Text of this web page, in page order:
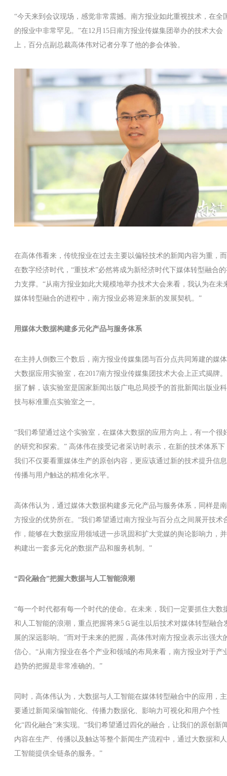
“今天来到会议现场，感觉非常震撼。南方报业如此重视技术，在全
的报业中非常罕见。”在12月15日南方报业传媒集团举办的技术大会
上，百分点副总裁高体伟对记者分享了他的参会体验。
在高体伟看来，传统报业在过去主要以偏轻技术的新闻内容为重，而
在数字经济时代，“重技术”必然将成为新经济时代下媒体转型融合
力支撑。“从南方报业如此大规模地举办技术大会来看，我认为在未
媒体转型融合的进程中，南方报业必将迎来新的发展契机。”
用媒体大数据构建多元化产品与服务体系
在主持人倒数三个数后，南方报业传媒集团与百分点共同筹建的媒体
大数据应用实验室，在2017南方报业传媒集团技术大会上正式揭牌。
据了解，该实验室是国家新闻出版广电总局授予的首批新闻出版业科
技与标准重点实验室之一。
“我们希望通过这个实验室，在媒体大数据的应用方向上，有一个很
的研究和探索。” 高体伟在接受记者采访时表示，在新的技术体系下
我们不仅要看重媒体生产的原创内容，更应该通过新的技术提升信息
传播与用户触达的精准化水平。
高体伟认为，通过媒体大数据构建多元化产品与服务体系，同样是南
方报业的优势所在。“我们希望通过南方报业与百分点之间展开技术
作，能够在大数据应用领域进一步巩固和扩大党媒的舆论影响力，并
构建出一套多元化的数据产品和服务机制。”
“四化融合”把握大数据与人工智能浪潮
“每一个时代都有每一个时代的使命。在未来，我们一定要抓住大数
和人工智能的浪潮，重点把握将来5Ｇ诞生以后技术对媒体转型融合
展的深远影响。”而对于未来的把握，高体伟对南方报业表示出强大
信心。“从南方报业在各个产业和领域的布局来看，南方报业对于产
趋势的把握是非常准确的。”
同时，高体伟认为，大数据与人工智能在媒体转型融合中的应用，主
要通过新闻采编智能化、传播力数据化、影响力可视化和用户个性
化“四化融合”来实现。“我们希望通过四化的融合，让我们的原创新
内容在生产、传播以及触达等整个新闻生产流程中，通过大数据和人
工智能提供全链条的服务。”